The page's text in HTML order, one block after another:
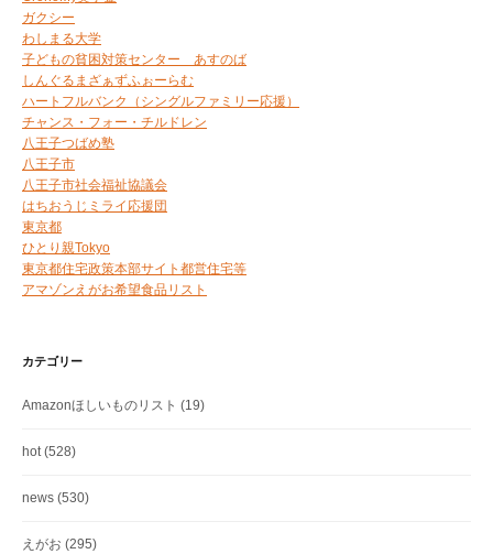
ガクシー
わしまる大学
子どもの貧困対策センター あすのば
しんぐるまざぁずふぉーらむ
ハートフルバンク（シングルファミリー応援）
チャンス・フォー・チルドレン
八王子つばめ塾
八王子市
八王子市社会福祉協議会
はちおうじミライ応援団
東京都
ひとり親Tokyo
東京都住宅政策本部サイト都営住宅等
アマゾンえがお希望食品リスト
カテゴリー
Amazonほしいものリスト (19)
hot (528)
news (530)
えがお (295)